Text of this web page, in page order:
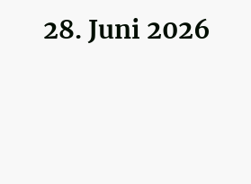
28. Juni 2026